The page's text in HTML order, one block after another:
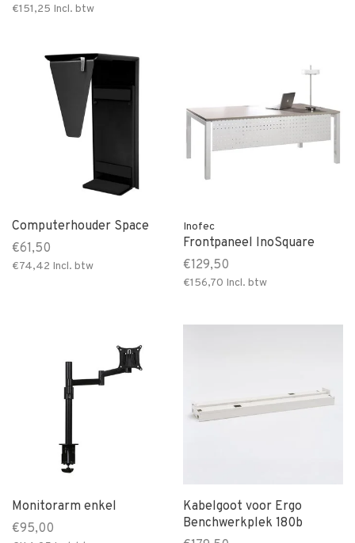
€151,25 Incl. btw
Computerhouder Space
€61,50
€74,42 Incl. btw
Inofec
Frontpaneel InoSquare
€129,50
€156,70 Incl. btw
Monitorarm enkel
€95,00
Kabelgoot voor Ergo
Benchwerkplek 180b